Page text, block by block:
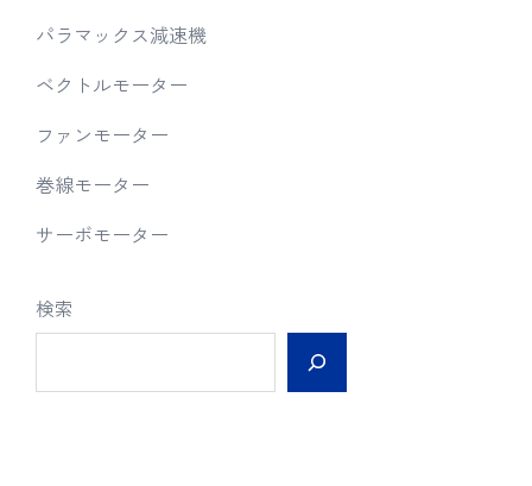
パラマックス減速機
ベクトルモーター
ファンモーター
巻線モーター
サーボモーター
検索